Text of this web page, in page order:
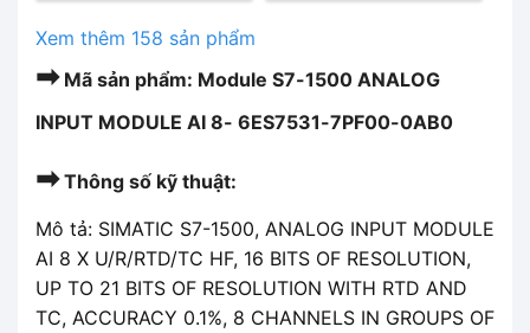
Xem thêm 158 sản phẩm
➡Mã sản phẩm: Module S7-1500 ANALOG
INPUT MODULE AI 8- 6ES7531-7PF00-0AB0
➡Thông số kỹ thuật:
Mô tả: SIMATIC S7-1500, ANALOG INPUT MODULE
AI 8 X U/R/RTD/TC HF, 16 BITS OF RESOLUTION,
UP TO 21 BITS OF RESOLUTION WITH RTD AND
TC, ACCURACY 0.1%, 8 CHANNELS IN GROUPS OF